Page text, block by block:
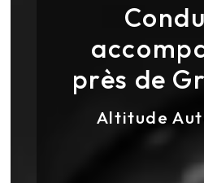
près de
Altitude